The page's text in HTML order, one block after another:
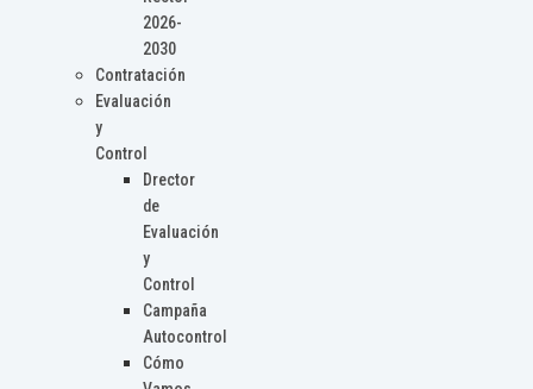
2026-
2030
Contratación
Evaluación
y
Control
Drector
de
Evaluación
y
Control
Campaña
Autocontrol
Cómo